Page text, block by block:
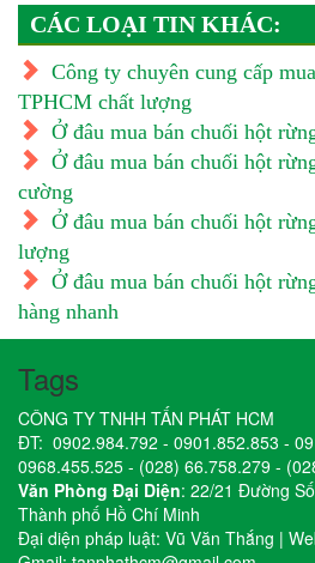
CÁC LOẠI TIN KHÁC:
Công ty chuyên cung cấp
TPHCM chất lượng
Ở đâu mua bán chuối hột
Ở đâu mua bán chuối hột
cường
Ở đâu mua bán chuối hột
lượng
Ở đâu mua bán chuối hột
hàng nhanh
Tags
CÔNG TY TNHH TẤN PHÁT HCM
ĐT: 0902.984.792 - 0901.852.853 -
0968.455.525 - (028) 66.758.279 -
Văn Phòng Đại Diện: 22/21 Đường
Thành phố Hồ Chí Minh
Đại diện pháp luật: Vũ Văn Thắng |